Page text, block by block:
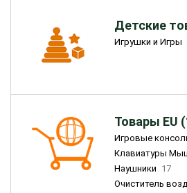
Детские
Игрушки и Игры
Товары EU
Игровые
Клавиатуры
Наушники 17
Очиститель